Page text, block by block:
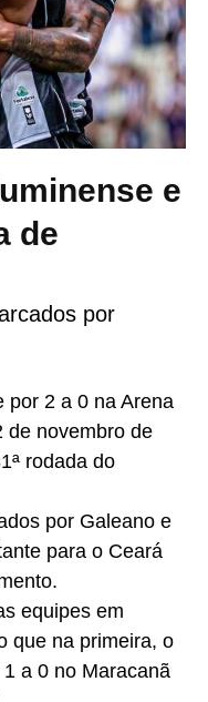
e
de
por
por 2 a 0 na Arena
de novembro de
rodada do
por Galeano e
para o Ceará
equipes em
que na primeira, o
a 0 no Maracanã